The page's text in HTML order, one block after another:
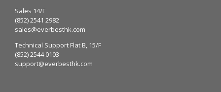
Sales 14/F
(852) 2541 2982
sales@everbesthk.com
Technical Support Flat B, 15/F
(852) 2544 0103
support@everbesthk.com